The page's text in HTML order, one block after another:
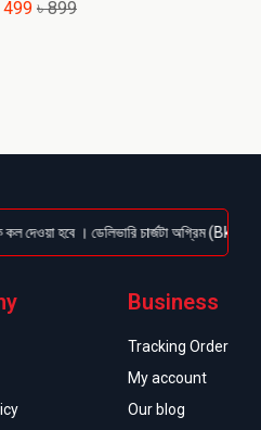
499 ৳ 899
হবে । ডেলিভারি চার্জটা অগ্রিম (Bkash/
Business
Tracking Order
My account
Our blog